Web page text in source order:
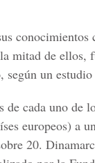
mitad de ellos,
un
cada uno de
europeos) a
20.